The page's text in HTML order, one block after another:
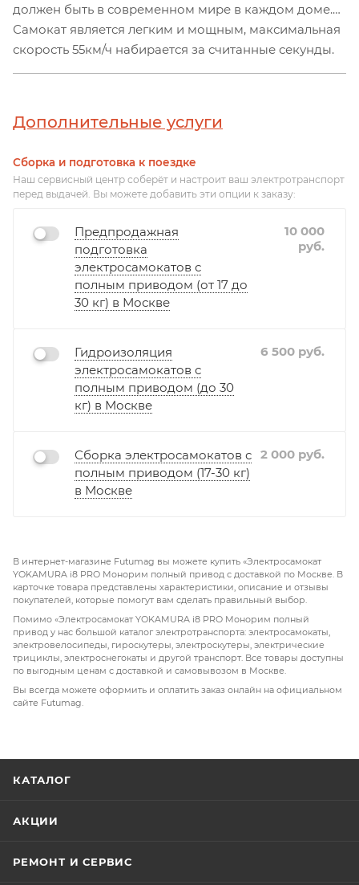
должен быть в современном мире в каждом доме.
Самокат является легким и мощным, максимальная
скорость 55км/ч набирается за считанные секунды.
подойдет для вечерних прогулках по паркам или в
транспортное средство. Ездить на работу и обратно
станет для вас огромным удовольствием с новинкой
Дополнительные услуги
Сборка и подготовка к поездке
Наш сервисный центр соберёт и настроит ваш электротранспорт
перед выдачей. Вы можете добавить эти опции к заказу:
Предпродажная
подготовка
электросамокатов с
полным приводом (от 17 до
30 кг) в Москве
10 000
руб.
Гидроизоляция
электросамокатов с
полным приводом (до 30
кг) в Москве
6 500 руб.
Сборка электросамокатов с
полным приводом (17-30 кг)
в Москве
2 000 руб.
В интернет-магазине Futumag вы можете купить «Электросамокат
YOKAMURA i8 PRO Монорим полный привод с доставкой по Москве. В
карточке товара представлены характеристики, описание и отзывы
покупателей, которые помогут вам сделать правильный выбор.
Помимо «Электросамокат YOKAMURA i8 PRO Монорим полный
привод у нас большой каталог электротранспорта: электросамокаты,
электровелосипеды, гироскутеры, электроскутеры, электрические
трициклы, электроснегокаты и другой транспорт. Все товары доступны
по выгодным ценам с доставкой и самовывозом в Москве.
Вы всегда можете оформить и оплатить заказ онлайн на официальном
сайте Futumag.
КАТАЛОГ
АКЦИИ
РЕМОНТ И СЕРВИС